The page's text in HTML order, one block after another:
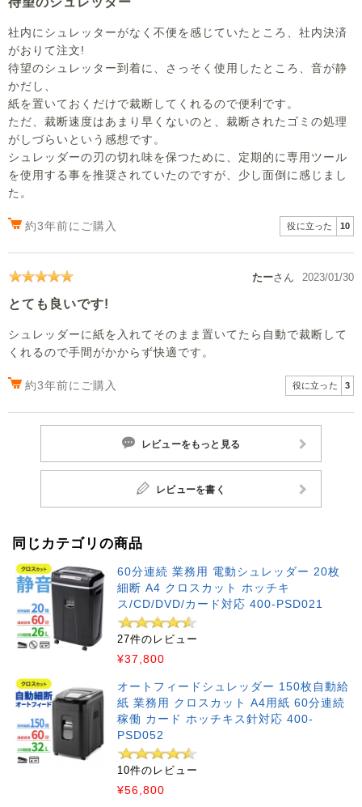
社内にシュレッターがなく不便を感じていたところ、社内決済
がおりて注文!
待望のシュレッター到着に、さっそく使用したところ、音が静
かだし、
紙を置いておくだけで裁断してくれるので便利です。
ただ、裁断速度はあまり早くないのと、裁断されたゴミの処理
がしづらいという感想です。
シュレッダーの刃の切れ味を保つために、定期的に専用ツール
を使用する事を推奨されていたのですが、少し面倒に感じまし
た。
約3年前にご購入 役に立った 10
たーさん 2023/01/30
とても良いです!
シュレッダーに紙を入れてそのまま置いてたら自動で裁断して
くれるので手間がかからず快適です。
約3年前にご購入 役に立った 3
レビューをもっと見る
レビューを書く
同じカテゴリの商品
60分連続 業務用 電動シュレッダー 20枚
細断 A4 クロスカット ホッチキ
ス/CD/DVD/カード対応 400-PSD021
27件のレビュー
¥37,800
オートフィードシュレッダー 150枚自動給
紙 業務用 クロスカット A4用紙 60分連続
稼働 カード ホッチキス針対応 400-
PSD052
10件のレビュー
¥56,800